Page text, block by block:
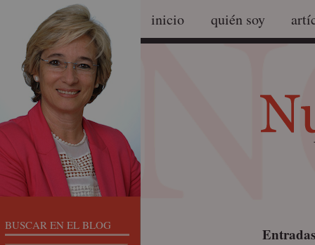
inicio quién soy
BUSCAR EN EL BLOG